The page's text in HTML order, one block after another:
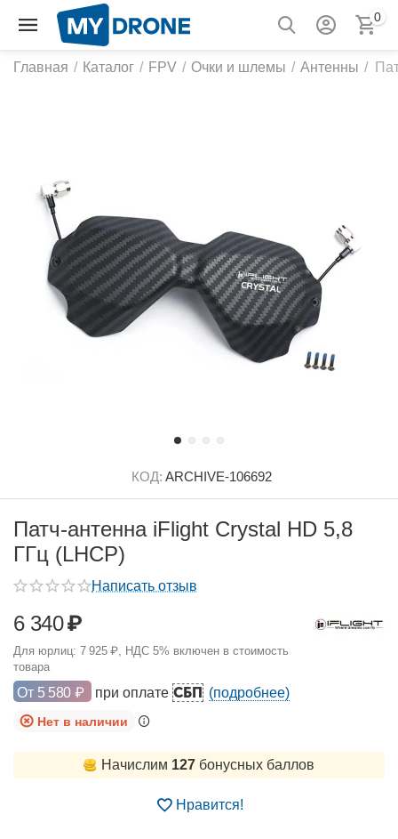
0
Главная / Каталог / FPV / Очки и шлемы / Антенны /
КОД: ARCHIVE-106692
Патч-антенна iFlight Crystal HD 5,8
ГГц (LHCP)
Написать отзыв
6 340₽
Для юрлиц: 7 925 ₽, НДС 5% включен в стоимость
товара
От 5 580 ₽ при оплате СБП (подробнее)
Нет в наличии
Начислим 127 бонусных баллов
Нравится!